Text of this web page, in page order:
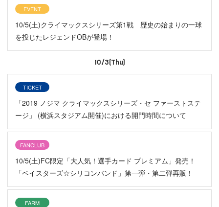
EVENT
10/5(土)クライマックスシリーズ第1戦 歴史の始まりの一球
を投じたレジェンドOBが登場！
10/3(Thu)
TICKET
「2019 ノジマ クライマックスシリーズ・セ ファーストステ
ージ」 (横浜スタジアム開催)における開門時間について
FANCLUB
10/5(土)FC限定「大人気！選手カード プレミアム」発売！
「ベイスターズ☆シリコンバンド」第一弾・第二弾再販！
FARM